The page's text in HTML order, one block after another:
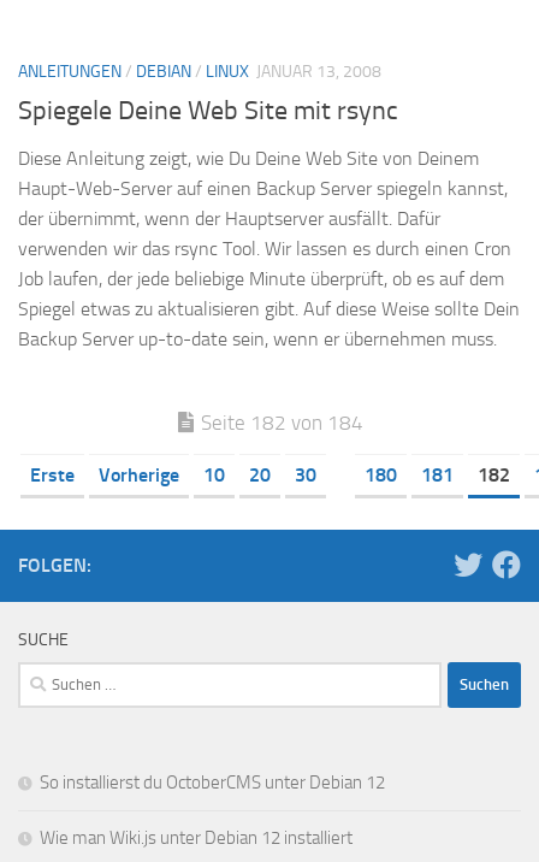
ANLEITUNGEN/ DEBIAN/ LINUX JANUAR 13, 2008
Spiegele Deine Web Site mit rsync
Diese Anleitung zeigt, wie Du Deine Web Site von Deinem
Haupt-Web-Server auf einen Backup Server spiegeln kannst,
der übernimmt, wenn der Hauptserver ausfällt. Dafür
verwenden wir das rsync Tool. Wir lassen es durch einen Cron
Job laufen, der jede beliebige Minute überprüft, ob es auf dem
Spiegel etwas zu aktualisieren gibt. Auf diese Weise sollte Dein
Backup Server up-to-date sein, wenn er übernehmen muss.
Seite 182 von 184
Erste Vorherige 10 20 30 180 181 182
FOLGEN:
SUCHE
Suchen
nach:
So installierst du OctoberCMS unter Debian 12
Wie man Wiki.js unter Debian 12 installiert